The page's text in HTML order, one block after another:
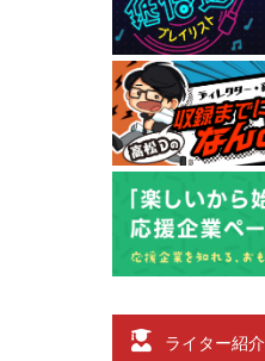
ライター紹介